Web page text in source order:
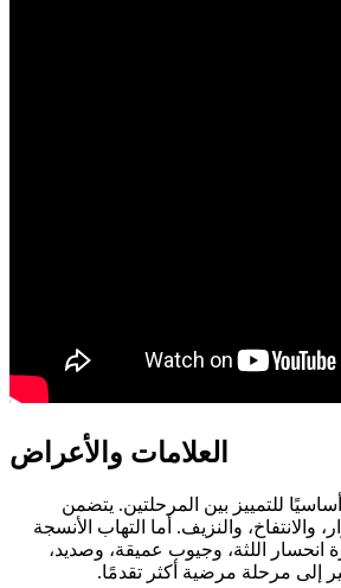
العلامات والأعراض
للتمييز بين المرحلتين. يتضمن
والانتفاخ، والنزيف. أما التهاب الأنسجة
انحسار اللثة، وجيوب عميقة، وصديد،
إلى مرحلة مرضية أكثر تقدمًا.